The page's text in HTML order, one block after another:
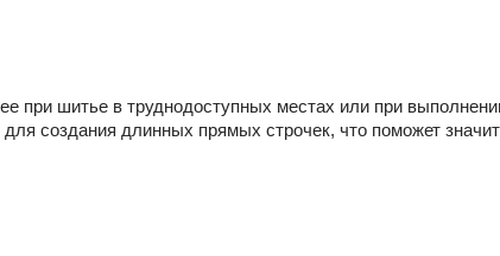
при шитье в труднодоступных местах или при
создания длинных прямых строчек, что поможет